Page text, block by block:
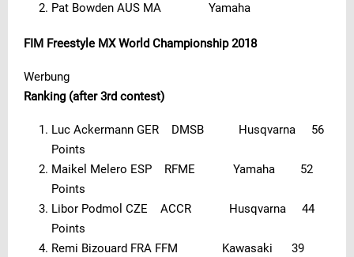
Pat Bowden AUS MA Yamaha
FIM Freestyle MX World Championship 2018
Werbung
Ranking (after 3rd contest)
Luc Ackermann GER DMSB Husqvarna 56
Points
Maikel Melero ESP RFME Yamaha 52
Points
Libor Podmol CZE ACCR Husqvarna 44
Points
Remi Bizouard FRA FFM Kawasaki 39